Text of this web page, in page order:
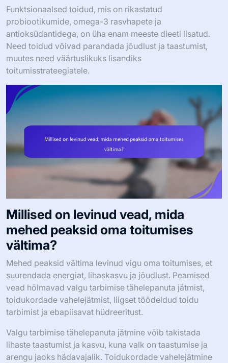
Funktsionaalsed toidud, mis on rikastatud
probiootikumide, omega-3 rasvhapete ja
antioksüdantidega, on üha enam meeste dieeti lisatud.
Need toidud võivad parandada jõudlust ja taastumist,
muutes need väärtuslikuks lisandiks
toitumisstrateegiatele.
Millised on levinud vead, mida
mehed peaksid oma toitumises
vältima?
Mehed peaksid vältima levinud vigu oma toitumises, et
suurendada energiat, lihaskasvu ja jõudlust. Peamised
vead hõlmavad valgu tarbimise tähelepanuta jätmist,
toidukordade vahelejätmist, liigset töödeldud toidu
tarbimist ja ebapiisavat hüdreeritust.
Valgu tarbimise tähelepanuta jätmine võib takistada
lihaste taastumist ja kasvu, kuna valk on taastumise ja
arengu jaoks hädavajalik. Toidukordade vahelejätmine